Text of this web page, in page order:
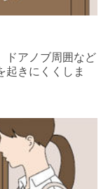
ドアノブ周囲など
起きにくくしま